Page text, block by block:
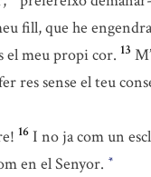
fill, que he
el meu propi cor. 13
res sense el teu
16 I no ja com un
en el Senyor. *